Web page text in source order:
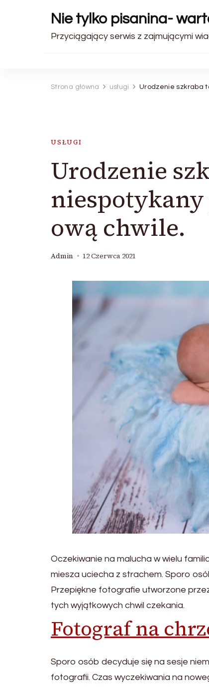
Nie tylko pisanina-
Przyciągający serwis z zajmującymi
Strona główna usługi Urodzenie szkraba
USŁUGI
Urodzenie
ową chwile.
Admin 12 Czerwca 2021
Oczekiwanie na malucha w wielu
miesza uciecha z strachem. Sporo
Przepiękne fotografie utworzone
tych wyjątkowych chwil czekania.
Fotograf na
Sporo osób decyduje się na sesje
fotografii. Czas wyczekiwania na